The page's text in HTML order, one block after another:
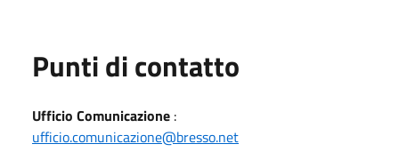
Punti di contatto
Ufficio Comunicazione :
ufficio.comunicazione@bresso.net